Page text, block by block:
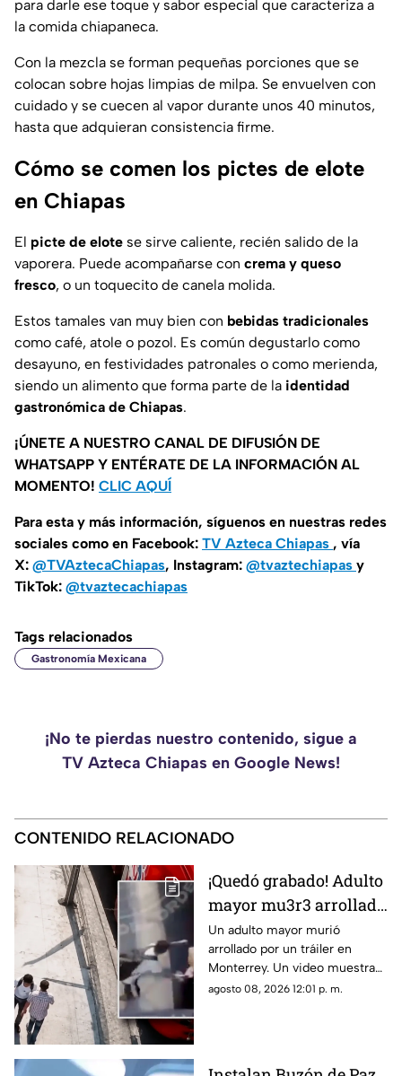
para darle ese toque y sabor especial que caracteriza a
la comida chiapaneca.
Con la mezcla se forman pequeñas porciones que se
colocan sobre hojas limpias de milpa. Se envuelven con
cuidado y se cuecen al vapor durante unos 40 minutos,
hasta que adquieran consistencia firme.
Cómo se comen los pictes de elote
en Chiapas
El picte de elote se sirve caliente, recién salido de la
vaporera. Puede acompañarse con crema y queso
fresco, o un toquecito de canela molida.
Estos tamales van muy bien con bebidas tradicionales
como café, atole o pozol. Es común degustarlo como
desayuno, en festividades patronales o como merienda,
siendo un alimento que forma parte de la identidad
gastronómica de Chiapas.
¡ÚNETE A NUESTRO CANAL DE DIFUSIÓN DE
WHATSAPP Y ENTÉRATE DE LA INFORMACIÓN AL
MOMENTO! CLIC AQUÍ
Para esta y más información, síguenos en nuestras redes
sociales como en Facebook: TV Azteca Chiapas , vía
X: @TVAztecaChiapas, Instagram: @tvaztechiapas y
TikTok: @tvaztecachiapas
Tags relacionados
Gastronomía Mexicana
¡No te pierdas nuestro contenido, sigue a
TV Azteca Chiapas en Google News!
CONTENIDO RELACIONADO
¡Quedó grabado! Adulto
mayor mu3r3 arrollado
por un tráiler tras ser
empujado en
Monterrey
Un adulto mayor murió
arrollado por un tráiler en
Monterrey. Un video muestra
que momentos antes un joven
agosto 08, 2026 12:01 p. m.